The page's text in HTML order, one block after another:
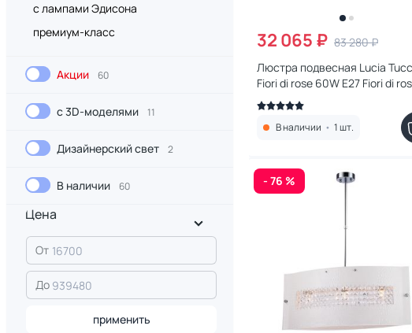
с лампами Эдисона
премиум-класс
Акции 60
с 3D-моделями 11
Дизайнерский свет 2
В наличии 60
Цена
От
До
применить
32 065 ₽ 83 280 ₽
Люстра подвесная Lucia
Fiori di rose 60W E27 Fiori di
106.8
В наличии • 1 шт.
- 76 %